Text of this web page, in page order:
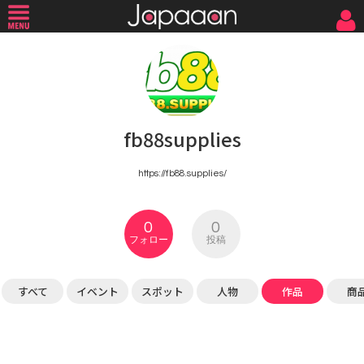
fb88supplies
https://fb88.supplies/
0
フォロー
0
投稿
すべて イベント スポット 人物 作品 商